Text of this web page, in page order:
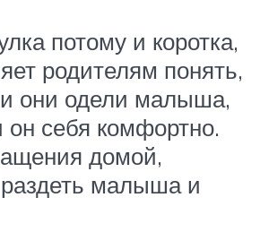
потому и коротка,
родителям понять,
они одели малыша,
он себя комфортно.
домой,
малыша и